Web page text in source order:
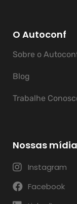
O Autoconf
Sobre o
Blog
Trabalhe
Nossas
Instagram
Facebook